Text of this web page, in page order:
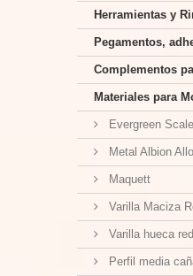
Herramientas y
Pegamentos,
Complementos
Materiales para
Evergreen
Metal Albion
Maquett
Varilla Maciza
Varilla hueca
Perfil media